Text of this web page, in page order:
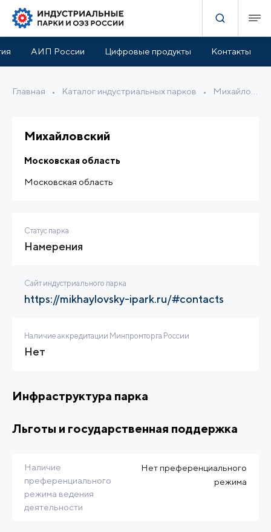
АИП России Цифровые продукты Контакты
Главная • Каталог индустриальных парков •
Инфраструктура парка Льготы и поддержка
Михайловский
Московская область
Московская область
Статус парка
Намерения
Сайт индустриального парка
https://mikhaylovsky-ipark.ru/#contacts
Наличие аккредитации Минпромторга России
Нет
Инфраструктура парка
Льготы и государственная поддержка
Наличие
преференциального
режима ведения
деятельности
Нет преференциального
режима